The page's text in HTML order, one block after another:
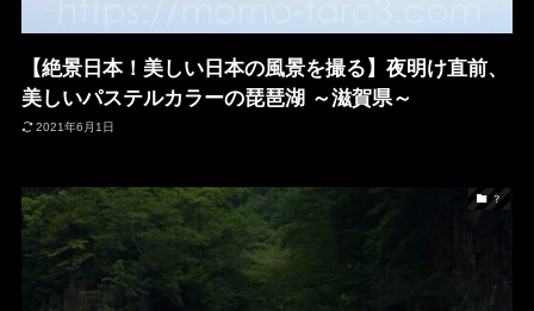
【絶景日本！美しい日本の風景を撮る】夜明け直前、
美しいパステルカラーの琵琶湖 ～滋賀県～
2021年6月1日
？